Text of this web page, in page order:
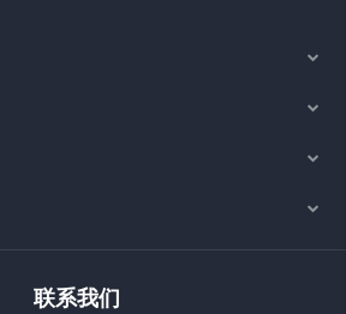
联系我们